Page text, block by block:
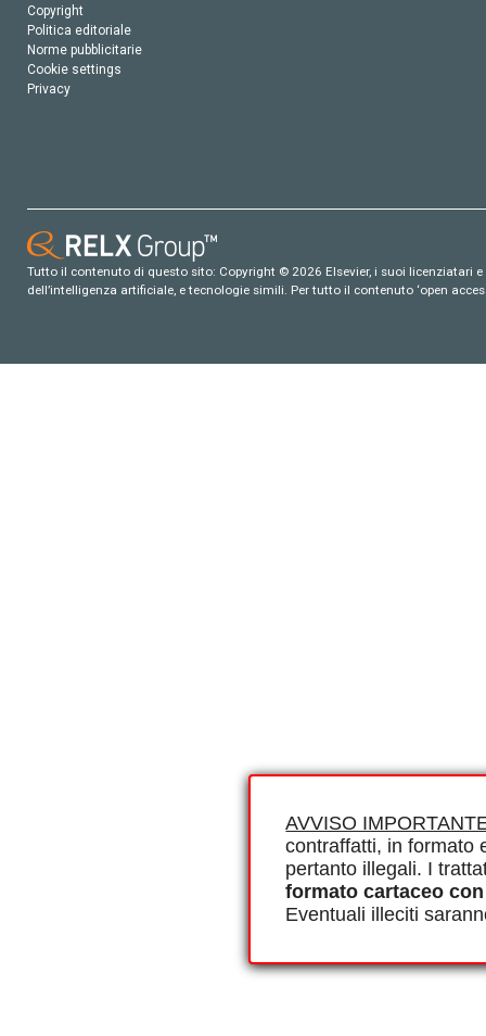
AVVISO
contraffatti, in formato
pertanto illegali. I
formato cartaceo
Eventuali illeciti
Copyright
Politica editoriale
Norme pubblicitarie
Cookie settings
Privacy
Tutto il contenuto di questo sito: Copyright © 2026 Elsevier, i suoi
dell’intelligenza artificiale, e tecnologie simili. Per tutto il contenuto ‘open